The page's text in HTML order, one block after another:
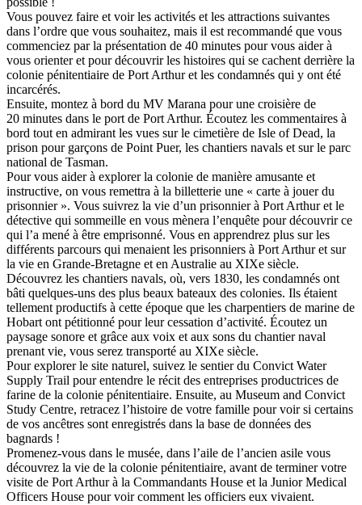
Vous pouvez faire et voir les activités et les attractions suivantes
dans l’ordre que vous souhaitez, mais il est recommandé que vous
commenciez par la présentation de 40 minutes pour vous aider à
vous orienter et pour découvrir les histoires qui se cachent derrière la
colonie pénitentiaire de Port Arthur et les condamnés qui y ont été
incarcérés.
Ensuite, montez à bord du MV Marana pour une croisière de
20 minutes dans le port de Port Arthur. Écoutez les commentaires à
bord tout en admirant les vues sur le cimetière de Isle of Dead, la
prison pour garçons de Point Puer, les chantiers navals et sur le parc
national de Tasman.
Pour vous aider à explorer la colonie de manière amusante et
instructive, on vous remettra à la billetterie une « carte à jouer du
prisonnier ». Vous suivrez la vie d’un prisonnier à Port Arthur et le
détective qui sommeille en vous mènera l’enquête pour découvrir ce
qui l’a mené à être emprisonné. Vous en apprendrez plus sur les
différents parcours qui menaient les prisonniers à Port Arthur et sur
la vie en Grande-Bretagne et en Australie au XIXe siècle.
Découvrez les chantiers navals, où, vers 1830, les condamnés ont
bâti quelques-uns des plus beaux bateaux des colonies. Ils étaient
tellement productifs à cette époque que les charpentiers de marine de
Hobart ont pétitionné pour leur cessation d’activité. Écoutez un
paysage sonore et grâce aux voix et aux sons du chantier naval
prenant vie, vous serez transporté au XIXe siècle.
Pour explorer le site naturel, suivez le sentier du Convict Water
Supply Trail pour entendre le récit des entreprises productrices de
farine de la colonie pénitentiaire. Ensuite, au Museum and Convict
Study Centre, retracez l’histoire de votre famille pour voir si certains
de vos ancêtres sont enregistrés dans la base de données des
bagnards !
Promenez-vous dans le musée, dans l’aile de l’ancien asile vous
découvrez la vie de la colonie pénitentiaire, avant de terminer votre
visite de Port Arthur à la Commandants House et la Junior Medical
Officers House pour voir comment les officiers eux vivaient.